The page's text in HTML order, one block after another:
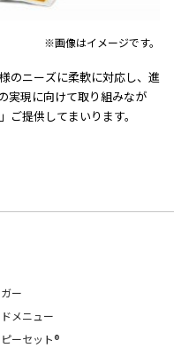
※画像はイメージです。
のニーズに柔軟に対応し、進
実現に向けて取り組みなが
ご提供してまいります。
ー
メニュー
ーセット®